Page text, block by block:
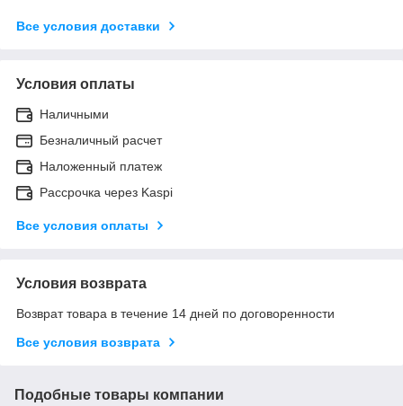
Все условия доставки
Условия оплаты
Наличными
Безналичный расчет
Наложенный платеж
Рассрочка через Kaspi
Все условия оплаты
Условия возврата
Возврат товара в течение 14 дней по договоренности
Все условия возврата
Подобные товары компании